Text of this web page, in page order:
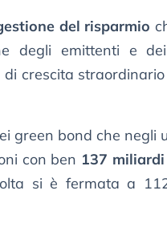
del risparmio
degli emittenti e
crescita
green bond che negli
con ben 137
si è fermata a